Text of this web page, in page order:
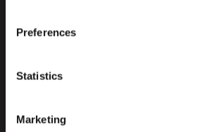
Preferences
Statistics
Marketing